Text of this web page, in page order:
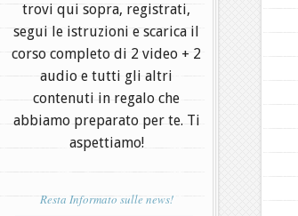
trovi qui sopra, registrati,
segui le istruzioni e scarica il
corso completo di 2 video + 2
audio e tutti gli altri
contenuti in regalo che
abbiamo preparato per te. Ti
aspettiamo!
Resta Informato sulle news!